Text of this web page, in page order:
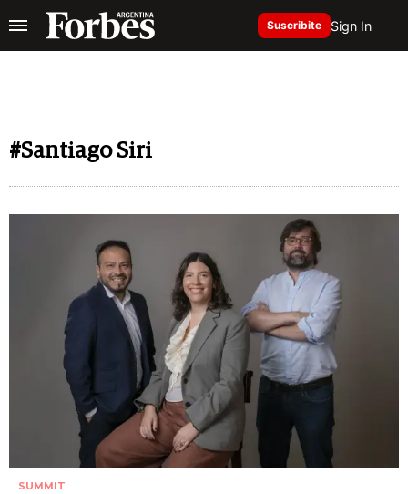
Suscribite Sign In
#Santiago Siri
SUMMIT